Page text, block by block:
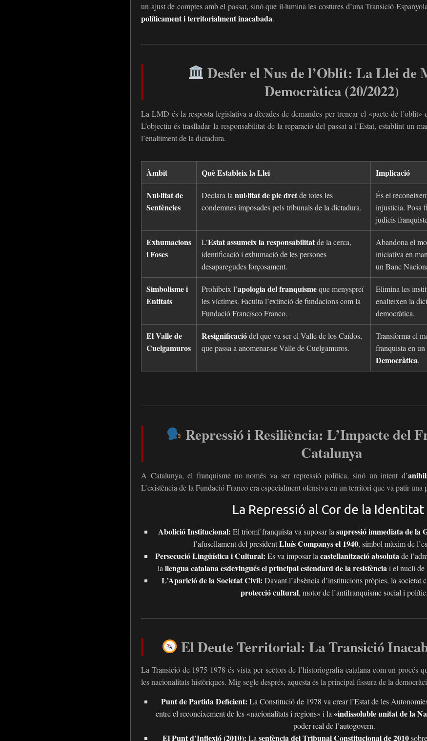
un ajust de comptes amb el passat, sinó que il·lumina les costures d’una Transició
políticament i territorialment inacabada.
Desfer el Nus de l’Oblit: La Llei de
Democràtica (20/2022)
La LMD és la resposta legislativa a dècades de demandes per trencar el «pacte de l’oblit»
L’objectiu és traslladar la responsabilitat de la reparació del passat a l’Estat, establint un
l’enaltiment de la dictadura.
Àmbit Què Estableix la Llei
Implicació
Nul·litat de
Sentències
Declara la nul·litat de ple dretde totes les
condemnes imposades pels tribunals de la dictadura.
És el
injustícia. Posa
judicis
Exhumacions
i Foses
L’Estat assumeix la responsabilitatde la cerca,
identificació i exhumació de les persones
desaparegudes forçosament.
Abandona el
iniciativa en
un Banc
Simbolisme i
Entitats
Prohibeix l’apologia del franquismeque menyspreï
les víctimes. Faculta l’extinció de fundacions com la
Fundació Francisco Franco.
Elimina les
enalteixen la
democràtica.
El Valle de
Cuelgamuros
Resignificaciódel que va ser el Valle de los Caídos,
que passa a anomenar-se Valle de Cuelgamuros.
Transforma el
franquista en un
Democràtica.
Repressió i Resiliència: L’Impacte del
Catalunya
A Catalunya, el franquisme no només va ser repressió política, sinó un intent d’
L’existència de la Fundació Franco era especialment ofensiva en un territori que va patir una
La Repressió al Cor de la Identitat
Abolició Institucional: El triomf franquista va suposar la supressió immediata de la
l’afusellament del presidentLluís Companys el 1940, símbol màxim de
Persecució Lingüística i Cultural: Es va imposar la castellanització absoluta de
la llengua catalana esdevingués el principal estendard de la resistència i el nucli de
L’Aparició de la Societat Civil: Davant l’absència d’institucions pròpies, la societat
protecció cultural, motor de l’antifranquisme social i polític.
El Deute Territorial: La Transició
La Transició de 1975-1978 és vista per sectors de l’historiografia catalana com un procés
les nacionalitats històriques. Mig segle després, aquesta és la principal fissura de la
Punt de Partida Deficient: La Constitució de 1978 va crear l’Estat de les
entre el reconeixement de les «nacionalitats i regions» i la «indissoluble unitat de la
poder real de l’autogovern.
El Punt d’Inflexió (2010): La sentència del Tribunal Constitucional de 2010